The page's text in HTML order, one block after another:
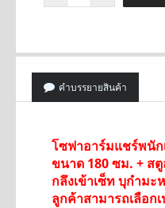
คำบรรยายสินค้า
โซฟาอาร์มแชร์พนัก
ขนาด 180 ซม. + ส
กลึงเข้าเซ็ท บุกำม
ลูกค้าสามารถเลือก